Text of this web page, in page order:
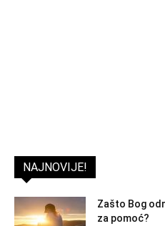
NAJNOVIJE!
Zašto Bog
za pomoć?